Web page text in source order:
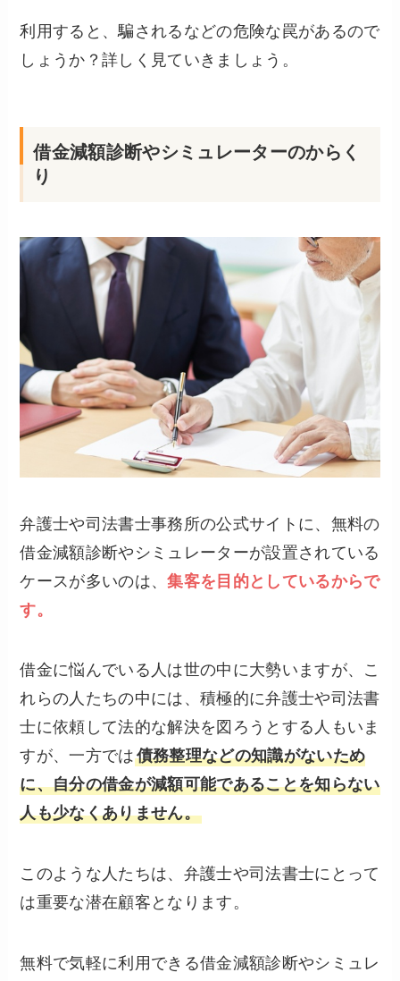
利用すると、騙されるなどの危険な罠があるので
しょうか？詳しく見ていきましょう。
借金減額診断やシミュレーターのからく
り
弁護士や司法書士事務所の公式サイトに、無料の
借金減額診断やシミュレーターが設置されている
ケースが多いのは、集客を目的としているからで
す。
借金に悩んでいる人は世の中に大勢いますが、こ
れらの人たちの中には、積極的に弁護士や司法書
士に依頼して法的な解決を図ろうとする人もいま
すが、一方では債務整理などの知識がないため
に、自分の借金が減額可能であることを知らない
人も少なくありません。
このような人たちは、弁護士や司法書士にとって
は重要な潜在顧客となります。
無料で気軽に利用できる借金減額診断やシミュレ